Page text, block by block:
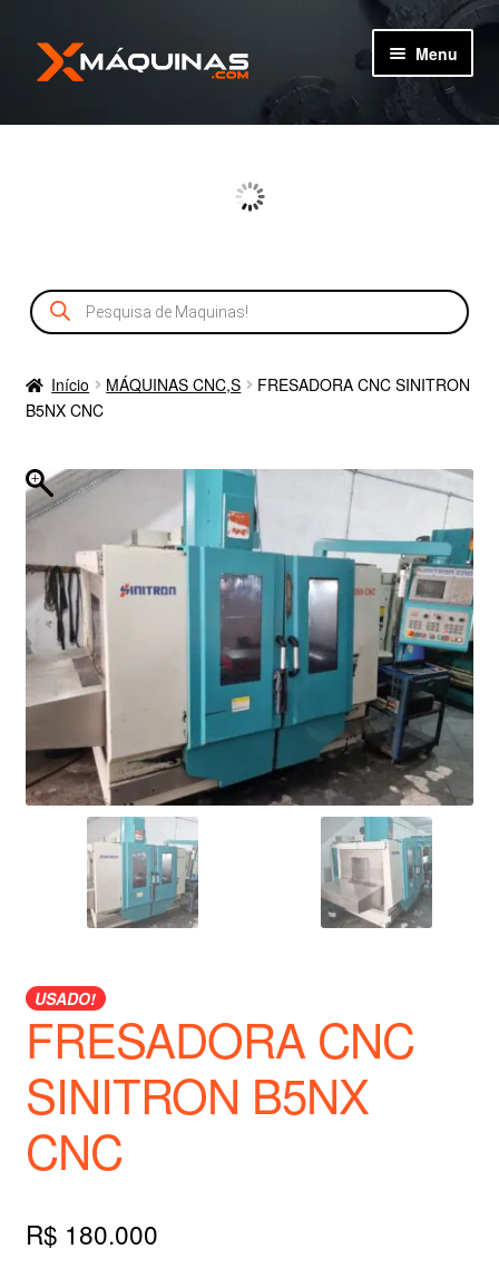
Pular
para
Pular
para
conteúdo
Menu
TIPOS DE MÁQUINAS
CADASTRO
Pesquisar
produtos
Início MÁQUINAS CNC,S
FRESADORA CNC SINITRON
B5NX CNC
USADO!
FRESADORA CNC
SINITRON B5NX
CNC
R$ 180.000